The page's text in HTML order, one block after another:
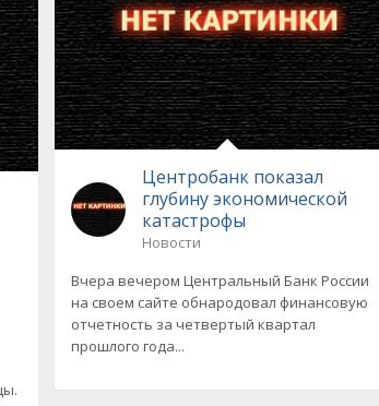
Центробанк показал
глубину экономической
катастрофы
Новости
Вчера вечером Центральный Банк России
на своем сайте обнародовал финансовую
отчетность за четвертый квартал
прошлого года...